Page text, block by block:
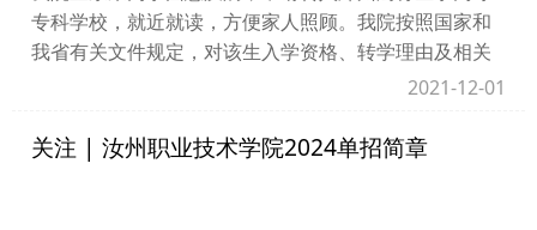
专科学校，就近就读，方便家人照顾。我院按照国家和
我省有关文件规定，对该生入学资格、转学理由及相关
证明材料进行了严格审查，审查结果表明，情况属实；
2021-12-01
关注 | 汝州职业技术学院2024单招简章